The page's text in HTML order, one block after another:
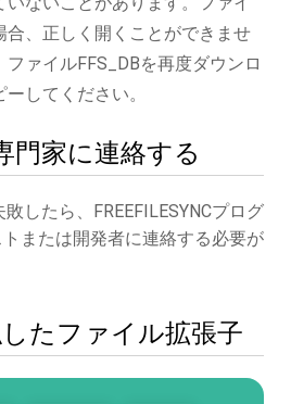
合、正しく開くことができませ
ファイルFFS_DBを再度ダウンロ
してください。
門家に連絡する
したら、FREEFILESYNCプログ
または開発者に連絡する必要が
したファイル拡張子